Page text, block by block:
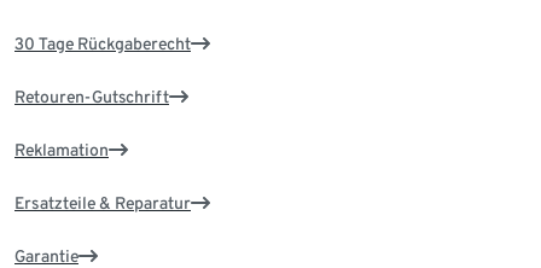
30 Tage Rückgaberecht
Retouren-Gutschrift
Reklamation
Ersatzteile & Reparatur
Garantie